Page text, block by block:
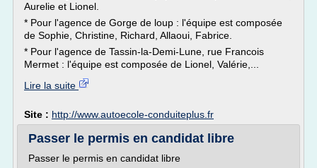
Aurelie et Lionel.
* Pour l'agence de Gorge de loup : l'équipe est composée
de Sophie, Christine, Richard, Allaoui, Fabrice.
* Pour l'agence de Tassin-la-Demi-Lune, rue Francois
Mermet : l'équipe est composée de Lionel, Valérie,...
Lire la suite
Site : http://www.autoecole-conduiteplus.fr
Passer le permis en candidat libre
Passer le permis en candidat libre